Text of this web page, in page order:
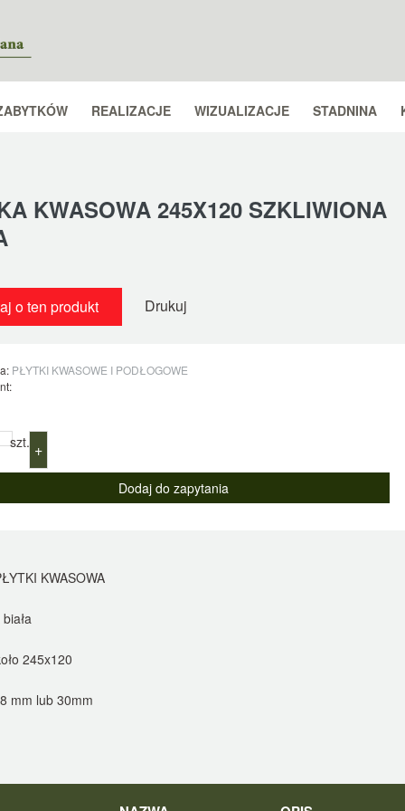
REALIZACJE WIZUALIZACJE STADNINA
KWASOWA 245X120 SZKLIWIONA
o ten produkt Drukuj
PŁYTKI KWASOWE I PODŁOGOWE
szt. +
KWASOWA
245x120
mm lub 30mm